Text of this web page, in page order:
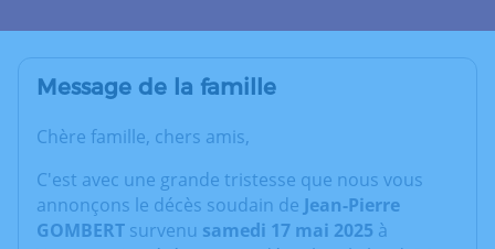
Message de la famille
Chère famille, chers amis,
C'est avec une grande tristesse que nous vous
annonçons le décès soudain de Jean-Pierre
GOMBERT survenu samedi 17 mai 2025 à